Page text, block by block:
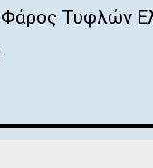
Φάρος Τυφλών